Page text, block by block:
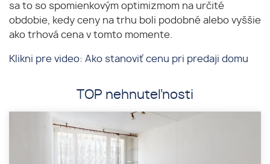
sa to so spomienkovým optimizmom na určité
obdobie, kedy ceny na trhu boli podobné alebo vyššie
ako trhová cena v tomto momente.
Klikni pre video: Ako stanoviť cenu pri predaji domu
TOP nehnuteľnosti